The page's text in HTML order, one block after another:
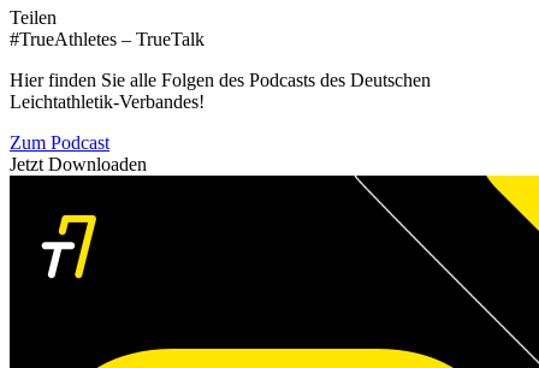
Teilen
#TrueAthletes – TrueTalk
Hier finden Sie alle Folgen des Podcasts des Deutschen
Leichtathletik-Verbandes!
Zum Podcast
Jetzt Downloaden